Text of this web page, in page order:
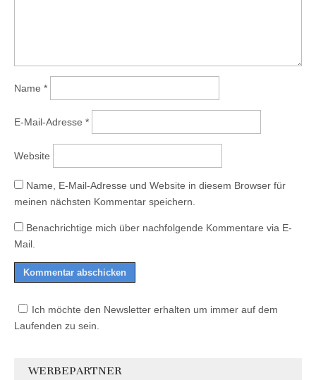
Name *
E-Mail-Adresse *
Website
Name, E-Mail-Adresse und Website in diesem Browser für
meinen nächsten Kommentar speichern.
Benachrichtige mich über nachfolgende Kommentare via E-
Mail.
Ich möchte den Newsletter erhalten um immer auf dem
Laufenden zu sein.
WERBEPARTNER